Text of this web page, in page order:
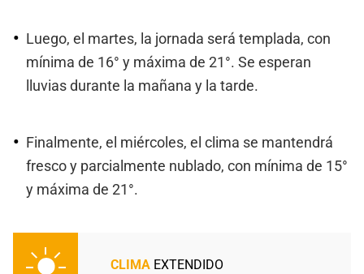
Luego, el martes, la jornada será templada, con
mínima de 16° y máxima de 21°. Se esperan
lluvias durante la mañana y la tarde.
Finalmente, el miércoles, el clima se mantendrá
fresco y parcialmente nublado, con mínima de 15°
y máxima de 21°.
CLIMA EXTENDIDO